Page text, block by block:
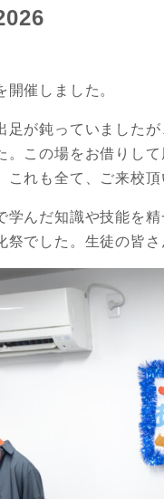
催しました。
足が鈍っていました
。この場をお借りし
これも全て、ご来校
学んだ知識や技能を
祭でした。生徒の皆